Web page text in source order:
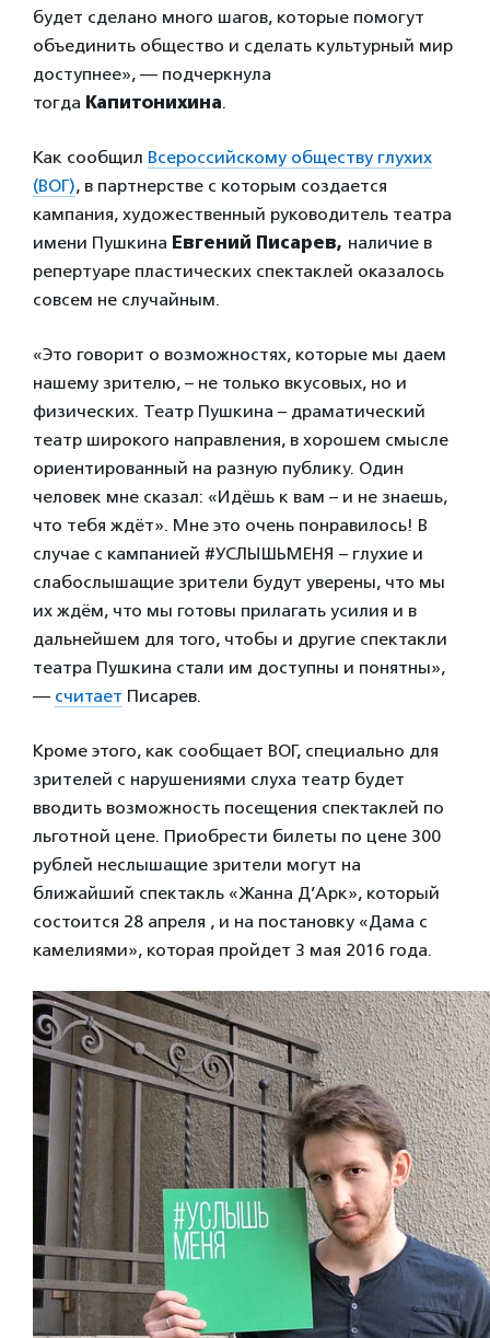
будет сделано много шагов, которые помогут
объединить общество и сделать культурный мир
доступнее», — подчеркнула
тогда Капитонихина.
Как сообщил Всероссийскому обществу глухих
(ВОГ), в партнерстве с которым создается
кампания, художественный руководитель театра
имени Пушкина Евгений Писарев, наличие в
репертуаре пластических спектаклей оказалось
совсем не случайным.
«Это говорит о возможностях, которые мы даем
нашему зрителю, – не только вкусовых, но и
физических. Театр Пушкина – драматический
театр широкого направления, в хорошем смысле
ориентированный на разную публику. Один
человек мне сказал: «Идёшь к вам – и не знаешь,
что тебя ждёт». Мне это очень понравилось! В
случае с кампанией #УСЛЫШЬМЕНЯ – глухие и
слабослышащие зрители будут уверены, что мы
их ждём, что мы готовы прилагать усилия и в
дальнейшем для того, чтобы и другие спектакли
театра Пушкина стали им доступны и понятны»,
— считает Писарев.
Кроме этого, как сообщает ВОГ, специально для
зрителей с нарушениями слуха театр будет
вводить возможность посещения спектаклей по
льготной цене. Приобрести билеты по цене 300
рублей неслышащие зрители могут на
ближайший спектакль «Жанна Д’Арк», который
состоится 28 апреля , и на постановку «Дама с
камелиями», которая пройдет 3 мая 2016 года.